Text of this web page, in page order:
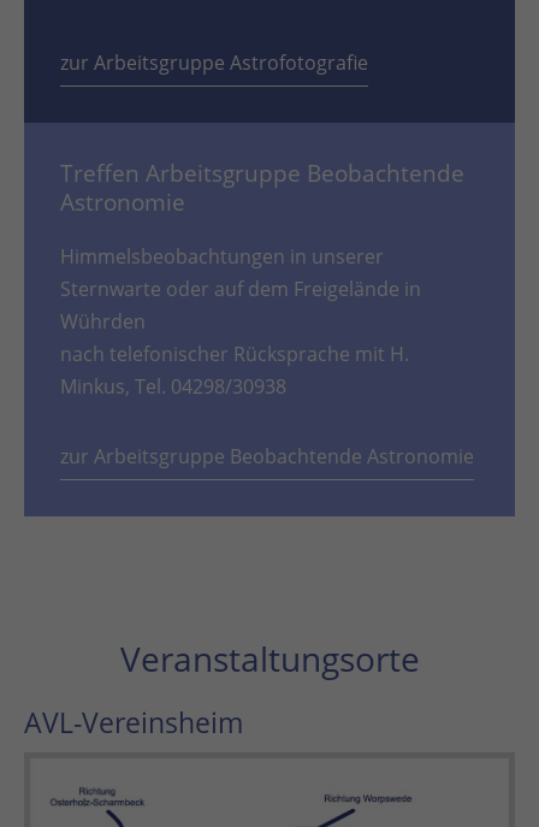
zur Arbeitsgruppe Astrofotografie
Treffen Arbeitsgruppe Beobachtende
Astronomie
Himmelsbeobachtungen in unserer
Sternwarte oder auf dem Freigelände in
Wührden
nach telefonischer Rücksprache mit H.
Minkus, Tel. 04298/30938
zur Arbeitsgruppe Beobachtende Astronomie
Veranstaltungsorte
AVL-Vereinsheim